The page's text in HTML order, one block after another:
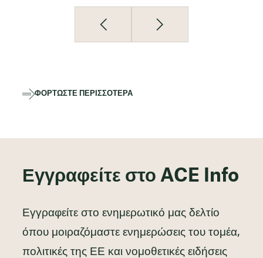
ΦΟΡΤΏΣΤΕ ΠΕΡΙΣΣΌΤΕΡΑ
Εγγραφείτε στο ACE Info
Εγγραφείτε στο ενημερωτικό μας δελτίο
όπου μοιραζόμαστε ενημερώσεις του τομέα,
πολιτικές της ΕΕ και νομοθετικές ειδήσεις